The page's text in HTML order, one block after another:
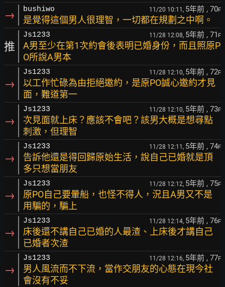
→ bushiwo 11/20 10:11, 5年前 , 70F
是覺得這個男人很理智，一切都在規劃之中啊。
推
Js1233 11/28 12:08, 5年前 , 71 F
A男至少在第1次約會後表明已婚身份，而且照原P
O所說A男本
→
Js1233 11/28 12:10, 5年前 , 72F
以工作忙碌為由拒絕邀約，是原PO誠心邀約才見
面，難道第一
→
Js1233 11/28 12:10, 5年前 , 73F
次見面就上床？應該不會吧？該男大概是想尋點
刺激，但理智
→
Js1233 11/28 12:11, 5年前 , 74F
告訴他還是得回歸原始生活，說自己已婚就是頂
多只想當朋友
→
Js1233 11/28 12:12, 5年前 , 75F
原PO自己要暈船，也怪不得人，況且A男又不是
用騙的，騙上
→
Js1233 11/28 12:14, 5年前 , 76F
床後還不講自己已婚的人最渣、上床後才講自己
已婚者次渣
→
Js1233 11/28 12:16, 5年前 , 77F
男人風流而不下流，當作交朋友的心態在現今社
會沒有不妥